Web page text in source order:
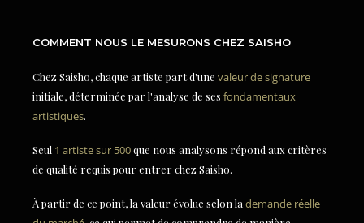
COMMENT NOUS LE MESURONS CHEZ SAISHO
Chez Saisho, chaque artiste part d'une valeur de signature
initiale, déterminée par l'analyse de ses fondamentaux
artistiques.
Seul 1 artiste sur 500que nous analysons répond aux critères
de qualité requis pour entrer chez Saisho.
À partir de ce point, la valeur évolue selon la demande réelle